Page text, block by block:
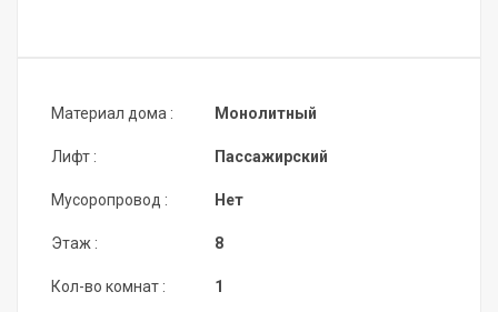
Материал дома :
Лифт :
Мусоропровод :
Этаж :
Кол-во комнат :
Монолитный
Пассажирский
Нет
8
1